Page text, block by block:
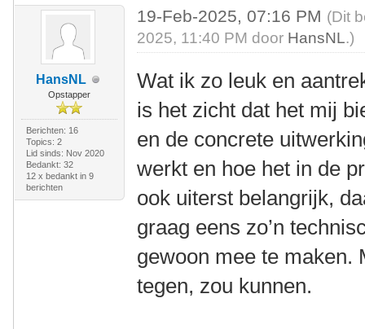
HansNL
Opstapper
Berichten: 16
Topics: 2
Lid sinds: Nov 2020
Bedankt: 32
12 x bedankt in 9
berichten
19-Feb-2025, 07:16 PM (Dit
2025, 11:40 PM door HansNL.)
Wat ik zo leuk en
is het zicht dat het mij
en de concrete
werkt en hoe het in de
ook uiterst belangrijk,
graag eens zo’n
gewoon mee te maken.
tegen, zou kunnen.